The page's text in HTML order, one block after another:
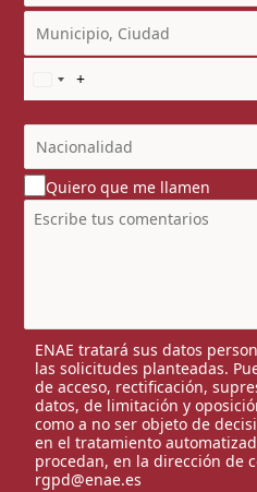
Quiero que me llamen
ENAE tratará sus datos
las solicitudes planteadas.
de acceso, rectificación,
datos, de limitación y
como a no ser objeto de
en el tratamiento
procedan, en la dirección de
rgpd@enae.es